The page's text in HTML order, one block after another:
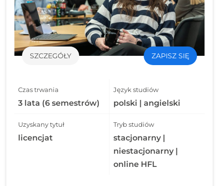
SZCZEGÓŁY ZAPISZ SIĘ
Czas trwania
3 lata (6 semestrów)
Język studiów
polski | angielski
Uzyskany tytuł
licencjat
Tryb studiów
stacjonarny |
niestacjonarny |
online HFL